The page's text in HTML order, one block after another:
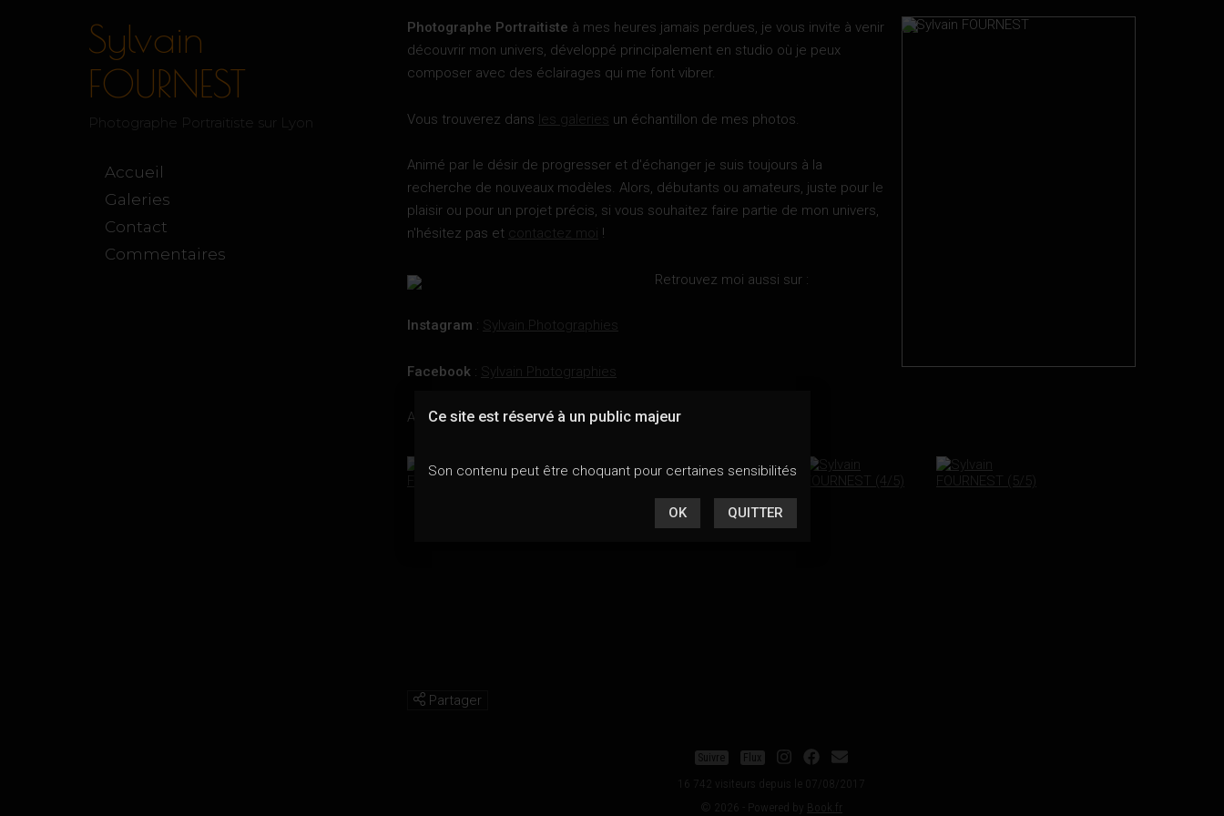
Sylvain
FOURNEST
Photographe Portraitiste sur Lyon
Accueil
Galeries
Contact
Commentaires
Photographe Portraitiste à mes heures jamais perdues, je vous invite à venir
découvrir mon univers, développé principalement en studio où je peux
composer avec des éclairages qui me font vibrer.
Vous trouverez dans les galeries un échantillon de mes photos.
Animé par le désir de progresser et d'échanger je suis toujours à la
recherche de nouveaux modèles. Alors, débutants ou amateurs, juste pour le
plaisir ou pour un projet précis, si vous souhaitez faire partie de mon univers,
n'hésitez pas et contactez moi !
Retrouvez moi aussi sur :
Instagram : Sylvain.Photographies
Facebook : Sylvain Photographies
A très vite !
Partager
Suivre Flux
16 742 visiteurs depuis le 07/08/2017
© 2026 - Powered by Book.fr
Ce site est réservé à un public majeur
Son contenu peut être choquant pour certaines sensibilités
OK QUITTER